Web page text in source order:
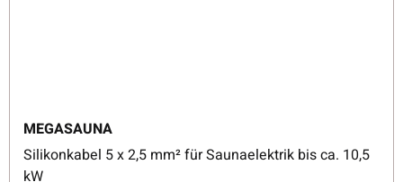
MEGASAUNA
Silikonkabel 5 x 2,5 mm² für Saunaelektrik bis ca. 10,5
kW